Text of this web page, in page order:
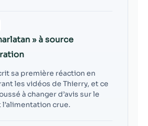
» à source
sa première réaction en
les vidéos de Thierry, et ce
à changer d’avis sur le
l’alimentation crue.